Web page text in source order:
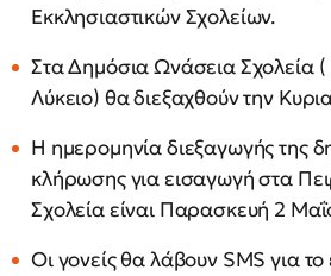
Εκκλησιαστικών Σχολείων.
Στα Δημόσια Ωνάσεια Σχολεία (
Λύκειο) θα διεξαχθούν την
Η ημερομηνία διεξαγωγής της
κλήρωσης για εισαγωγή στα
Σχολεία είναι Παρασκευή 2
Οι γονείς θα λάβουν SMS για το